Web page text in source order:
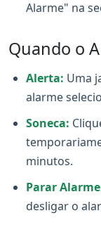
Alarme" na
Quando o
Alerta: Uma
alarme
Soneca:
minutos.
Parar
desligar o